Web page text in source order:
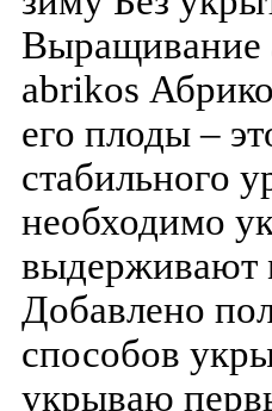
Выращивание
abrikos
его плоды –
стабильного
необходимо
выдерживают
Добавлено
способов
укрываю